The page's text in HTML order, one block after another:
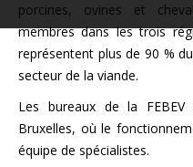
porcines, ovines et
membres dans les trois
représentent plus de 90 %
secteur de la viande.
Les bureaux de la
Bruxelles, où le
équipe de spécialistes.